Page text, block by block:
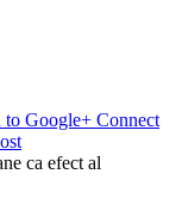
to Google+ Connect